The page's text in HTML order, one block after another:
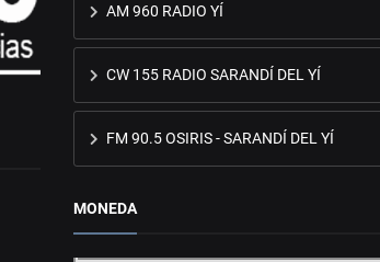
AM 960 RADIO YÍ
CW 155 RADIO SARANDÍ DEL YÍ
FM 90.5 OSIRIS - SARANDÍ DEL YÍ
MONEDA